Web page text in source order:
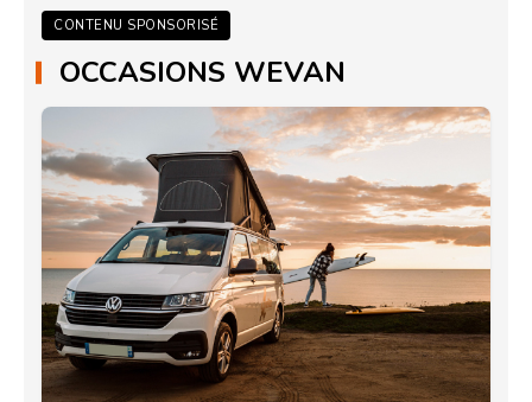
CONTENU SPONSORISÉ
OCCASIONS WEVAN